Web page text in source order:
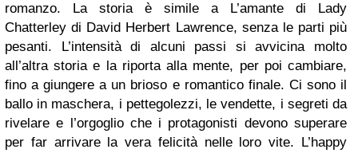
romanzo. La storia è simile a L’amante di Lady
Chatterley di David Herbert Lawrence, senza le parti più
pesanti. L’intensità di alcuni passi si avvicina molto
all’altra storia e la riporta alla mente, per poi cambiare,
fino a giungere a un brioso e romantico finale. Ci sono il
ballo in maschera, i pettegolezzi, le vendette, i segreti da
rivelare e l’orgoglio che i protagonisti devono superare
per far arrivare la vera felicità nelle loro vite. L’happy